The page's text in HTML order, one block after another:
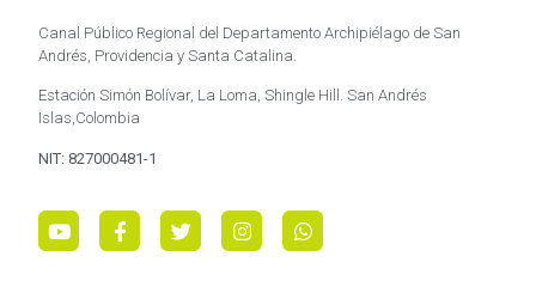
Canal Público Regional del Departamento Archipiélago de San
Andrés, Providencia y Santa Catalina.
Estación Simón Bolívar, La Loma, Shingle Hill. San Andrés
Islas,Colombia
NIT: 827000481-1